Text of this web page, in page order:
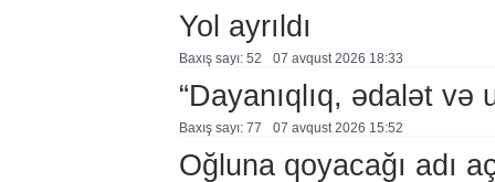
Yol ayrıldı
Baxış sayı: 52 07 avqust 2026 18:33
“Dayanıqlıq, ədalət
Baxış sayı: 77 07 avqust 2026 15:52
Oğluna qoyacağı adı